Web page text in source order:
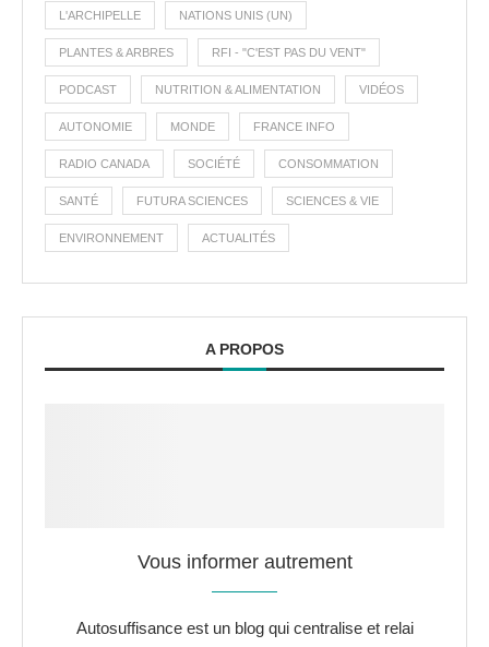
L'ARCHIPELLE NATIONS UNIS (UN)
PLANTES & ARBRES RFI - "C'EST PAS DU VENT"
PODCAST NUTRITION & ALIMENTATION VIDÉOS
AUTONOMIE MONDE FRANCE INFO
RADIO CANADA SOCIÉTÉ CONSOMMATION
SANTÉ FUTURA SCIENCES SCIENCES & VIE
ENVIRONNEMENT ACTUALITÉS
A PROPOS
Vous informer autrement
Autosuffisance est un blog qui centralise et relai